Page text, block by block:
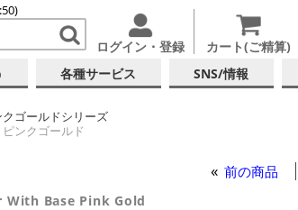
ログイン・登録 カート(ご精算)
各種サービス SNS/情報
クゴールドシリーズ
ンクゴールド
前の商品
With Base Pink Gold